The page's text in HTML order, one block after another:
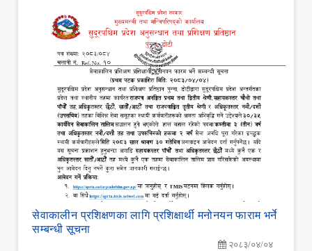
सेवाकालीन प्रशिक्षणका लागि प्रशिक्षार्थी मनोनयन फाराम भर्ने
सम्बन्धी सूचना
२०८३/०४/०४